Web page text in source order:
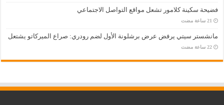
فضيحة سكينة كلامور تشعل مواقع التواصل الاجتماعي
مانشستر سيتي يرفض عرض برشلونة الأول لضم رودري: صراع الميركاتو يشتعل
‏22 ساعة مضت